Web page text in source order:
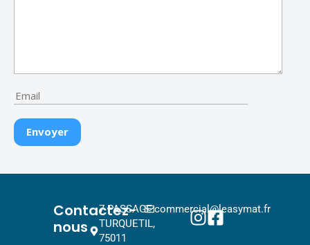
Contactez-
nous
7 PASSAGE
TURQUETIL,
75011
commercial@leasymat.fr